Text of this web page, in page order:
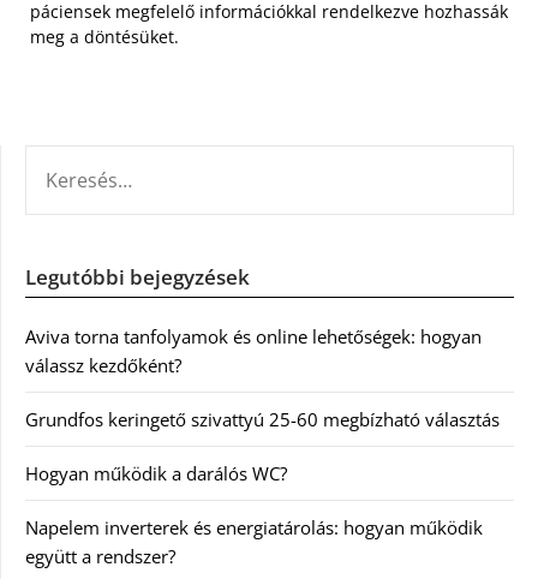
páciensek megfelelő információkkal rendelkezve hozhassák
meg a döntésüket.
Legutóbbi bejegyzések
Aviva torna tanfolyamok és online lehetőségek: hogyan
válassz kezdőként?
Grundfos keringető szivattyú 25-60 megbízható választás
Hogyan működik a darálós WC?
Napelem inverterek és energiatárolás: hogyan működik
együtt a rendszer?